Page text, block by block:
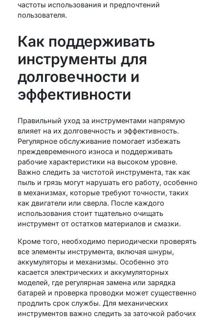
частоты использования и предпочтений
пользователя.
Как поддерживать
инструменты для
долговечности и
эффективности
Правильный уход за инструментами напрямую
влияет на их долговечность и эффективность.
Регулярное обслуживание помогает избежать
преждевременного износа и поддерживать
рабочие характеристики на высоком уровне.
Важно следить за чистотой инструмента, так как
пыль и грязь могут нарушать его работу, особенно
в механизмах, которые требуют точности, таких
как двигатели или сверла. После каждого
использования стоит тщательно очищать
инструмент от остатков материалов и смазки.
Кроме того, необходимо периодически проверять
все элементы инструмента, включая шнуры,
аккумуляторы и механизмы. Особенно это
касается электрических и аккумуляторных
моделей, где регулярная замена или зарядка
батарей и проверка проводки может существенно
продлить срок службы. Для механических
инструментов важно следить за заточкой рабочих